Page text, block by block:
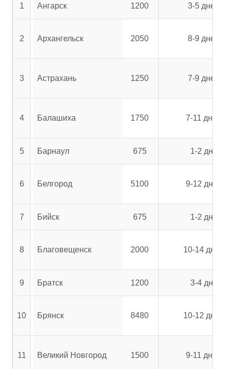
1 Ангарск 1200 3-5 дней
2 Архангельск 2050 8-9 дней
3 Астрахань 1250 7-9 дней
4 Балашиха 1750 7-11 дней
5 Барнаул 675 1-2 дня
6 Белгород 5100 9-12 дней
7 Бийск 675 1-2 дня
8 Благовещенск 2000 10-14 дней
9 Братск 1200 3-4 дня
10 Брянск 8480 10-12 дней
11 Великий Новгород 1500 9-11 дней